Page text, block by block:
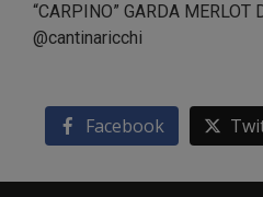
“CARPINO” GARDA MERLOT
@cantinaricchi
Facebook